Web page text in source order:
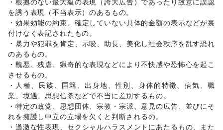
ヘアサロン・ネイルサロン /マッサージ・整体
エステ・美容サービス / 健康食品・サプリメント/
女性用品・フェムテック
/その他美容・健康
エンタメ・ガジェット
PC・スマートフォン スマホアクセサリー /ガジェット /
ゲーム/アニメ/コミック・マンガ/アイドル・芸能人 /
おもちゃ・ホビー/ 楽器・音楽機材 CD・DVD・本・雑誌
Webメディア・アプリ /テレビ・ドラマ/映画 /
音楽・ライブ/演劇/占い /公営競技・宝くじ/
その他エンタメ・ガジェット
アート・デザイン
を誘う表現（不当表示）のあるもの。
・効果効能の約束、確定していない具体的金額の表示などが裏
付けなく表記されたもの。
・暴力や犯罪を肯定、示唆、助長、美化し社会秩序を乱す恐れ
のあるもの。
・醜悪、残虐、猟奇的な表現などにより不快感や恐怖心を起こ
させるもの。
・人種、民族、国籍、出身地、性別、身体的特徴、病気、職
業、境遇、思想信条などで不当に差別するもの。
・特定の政党、思想団体、宗教・宗派、意見の広告、並びにそ
れを擁護し中立の立場を欠くと判断されるの。
・過激な性表現、セクシャルハラスメントにあたるもの、また